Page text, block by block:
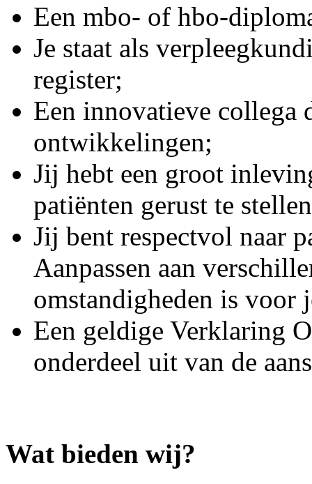
Een mbo- of hbo-
Je staat als
register;
Een innovatieve collega
ontwikkelingen;
Jij hebt een groot
patiënten gerust te
Jij bent respectvol naar
Aanpassen aan
omstandigheden is voor
Een geldige Verklaring
onderdeel uit van de
Wat bieden wij?